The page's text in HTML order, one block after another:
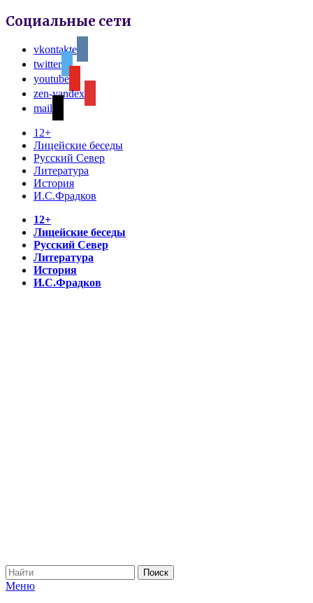
Социальные сети
vkontakte
twitter
youtube
zen-yandex
mail
12+
Лицейские беседы
Русский Север
Литература
История
И.С.Фрадков
12+
Лицейские беседы
Русский Север
Литература
История
И.С.Фрадков
Меню